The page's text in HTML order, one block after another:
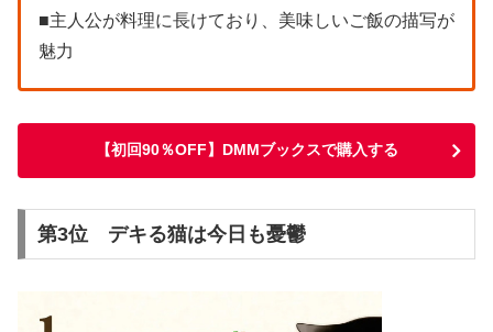
■主人公が料理に長けており、美味しいご飯の描写が
魅力
【初回90％OFF】DMMブックスで購入する
第3位 デキる猫は今日も憂鬱